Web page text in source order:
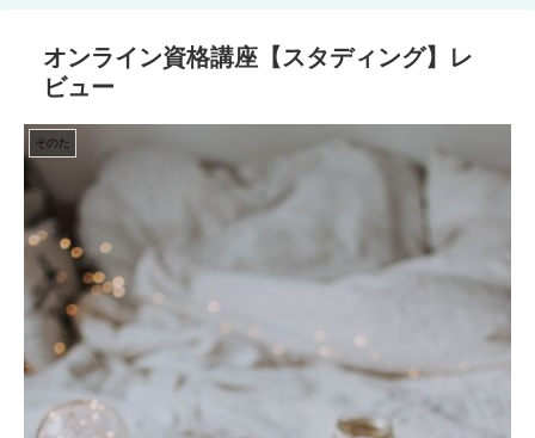
オンライン資格講座【スタディング】レ
ビュー
そのた